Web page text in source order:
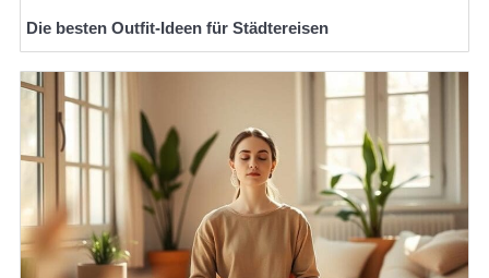
Die besten Outfit-Ideen für Städtereisen